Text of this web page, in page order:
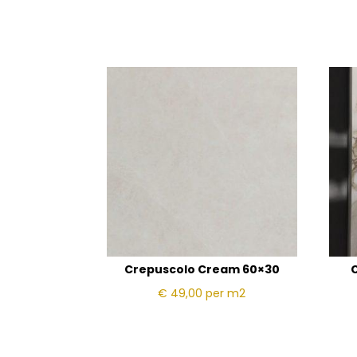
Crepuscolo Cream 60×30
€ 49,00per m2